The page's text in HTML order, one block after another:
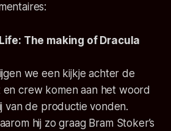
The making of Dracula
we een kijkje achter de
en crew komen aan het woord
van de productie vonden.
hij zo graag Bram Stoker’s